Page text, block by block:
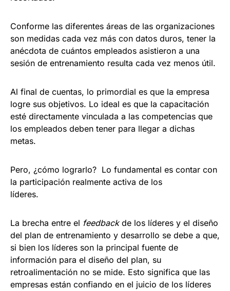
Conforme las diferentes áreas de las organizaciones
son medidas cada vez más con datos duros, tener la
anécdota de cuántos empleados asistieron a una
sesión de entrenamiento resulta cada vez menos útil.
Al final de cuentas, lo primordial es que la empresa
logre sus objetivos. Lo ideal es que la capacitación
esté directamente vinculada a las competencias que
los empleados deben tener para llegar a dichas
metas.
Pero, ¿cómo lograrlo? Lo fundamental es contar con
la participación realmente activa de los
líderes.
La brecha entre el feedbackde los líderes y el diseño
del plan de entrenamiento y desarrollo se debe a que,
si bien los líderes son la principal fuente de
información para el diseño del plan, su
retroalimentación no se mide. Esto significa que las
empresas están confiando en el juicio de los líderes